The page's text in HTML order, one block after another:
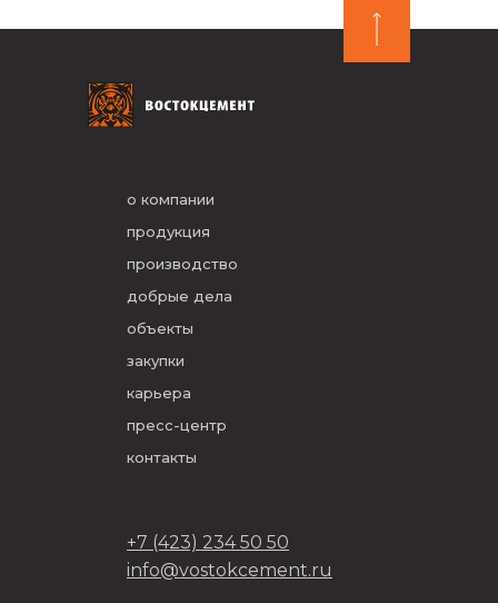
о компании
продукция
производство
добрые дела
объекты
закупки
карьера
пресс-центр
контакты
+7 (423) 234 50 50
info@vostokcement.ru